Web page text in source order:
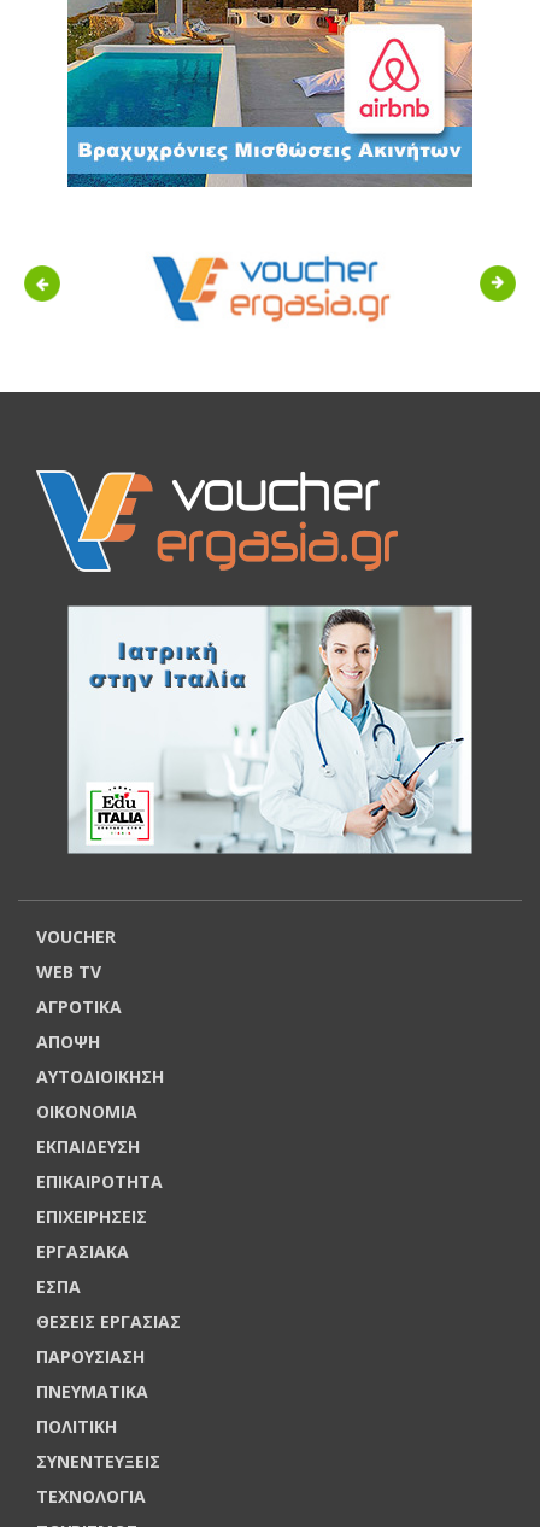
Previous Next
VOUCHER
WEB TV
ΑΓΡΟΤΙΚΑ
ΑΠΟΨΗ
ΑΥΤΟΔΙΟΙΚΗΣΗ
ΟΙΚΟΝΟΜΙΑ
ΕΚΠΑΙΔΕΥΣΗ
ΕΠΙΚΑΙΡΟΤΗΤΑ
ΕΠΙΧΕΙΡΗΣΕΙΣ
ΕΡΓΑΣΙΑΚΑ
ΕΣΠΑ
ΘΕΣΕΙΣ ΕΡΓΑΣΙΑΣ
ΠΑΡΟΥΣΙΑΣΗ
ΠΝΕΥΜΑΤΙΚΑ
ΠΟΛΙΤΙΚΗ
ΣΥΝΕΝΤΕΥΞΕΙΣ
ΤΕΧΝΟΛΟΓΙΑ